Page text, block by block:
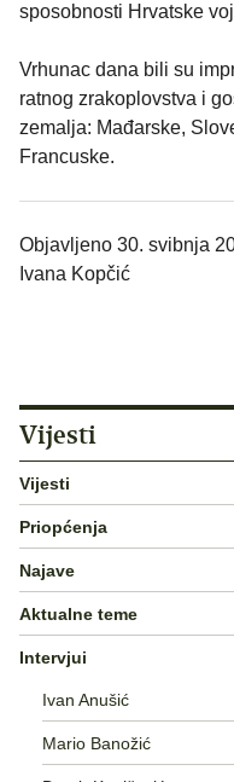
sposobnosti Hrvatske
Vrhunac dana bili su
ratnog zrakoplovstva i
zemalja: Mađarske,
Francuske.
Objavljeno 30. svibnja
Ivana Kopčić
Vijesti
Vijesti
Priopćenja
Najave
Aktualne teme
Intervjui
Ivan Anušić
Mario Banožić